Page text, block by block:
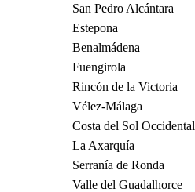
San Pedro Alcántara
Estepona
Benalmádena
Fuengirola
Rincón de la Victoria
Vélez-Málaga
Costa del Sol Occidental
La Axarquía
Serranía de Ronda
Valle del Guadalhorce